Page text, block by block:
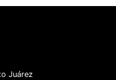
Juárez